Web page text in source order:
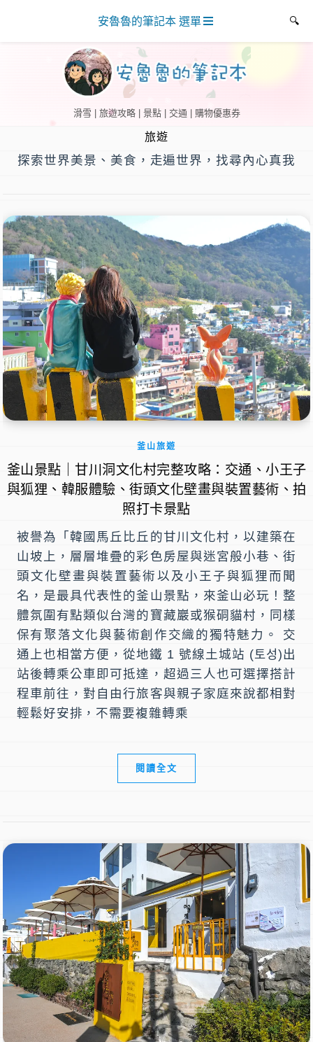
滑雪 | 旅遊攻略 | 景點 | 交通 | 購物優惠券
安魯魯的筆記本 選單
旅遊
探索世界美景、美食，走遍世界，找尋內心真我
釜山旅遊
釜山景點｜甘川洞文化村完整攻略：交通、小王子
與狐狸、韓服體驗、街頭文化壁畫與裝置藝術、拍
照打卡景點
被譽為「韓國馬丘比丘的甘川文化村，以建築在
山坡上，層層堆疊的彩色房屋與迷宮般小巷、街
頭文化壁畫與裝置藝術以及小王子與狐狸而聞
名，是最具代表性的釜山景點，來釜山必玩！整
體氛圍有點類似台灣的寶藏巖或猴硐貓村，同樣
保有聚落文化與藝術創作交織的獨特魅力。 交
通上也相當方便，從地鐵 1 號線土城站 (토성)出
站後轉乘公車即可抵達，超過三人也可選擇搭計
程車前往，對自由行旅客與親子家庭來說都相對
輕鬆好安排，不需要複雜轉乘
閱讀全文